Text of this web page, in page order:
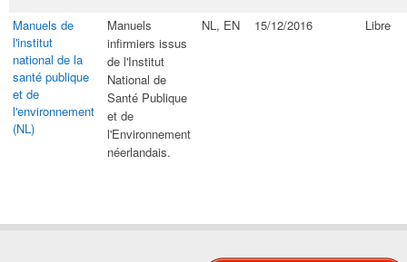
Manuels de
l'institut
national de la
santé publique
et de
l'environnement
(NL)​
​Manuels
infirmiers issus
de l'Institut
National de
Santé Publique
et de
l'Environnement
néerlandais.
NL, EN 15/12/2016 Libre